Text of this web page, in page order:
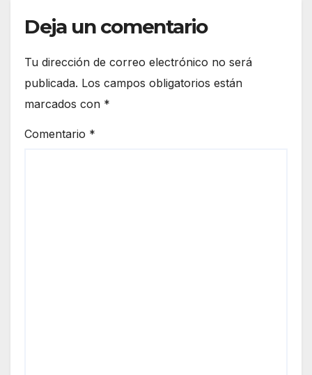
Deja un comentario
Tu dirección de correo electrónico no será
publicada. Los campos obligatorios están
marcados con *
Comentario *